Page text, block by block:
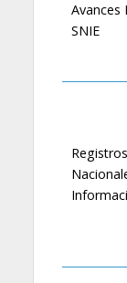
Avances
SNIE
Registros